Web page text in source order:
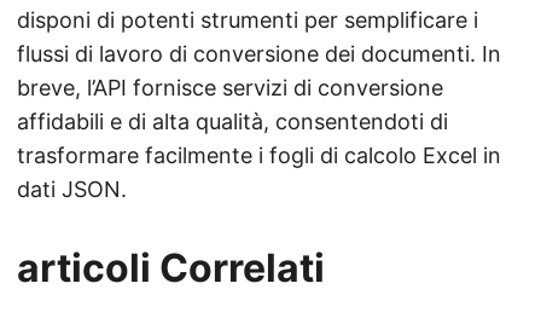
disponi di potenti strumenti per semplificare i
flussi di lavoro di conversione dei documenti. In
breve, l’API fornisce servizi di conversione
affidabili e di alta qualità, consentendoti di
trasformare facilmente i fogli di calcolo Excel in
dati JSON.
articoli Correlati